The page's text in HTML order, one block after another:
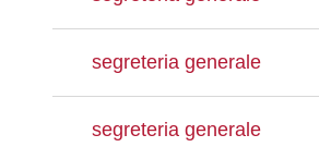
segreteria generale
segreteria generale